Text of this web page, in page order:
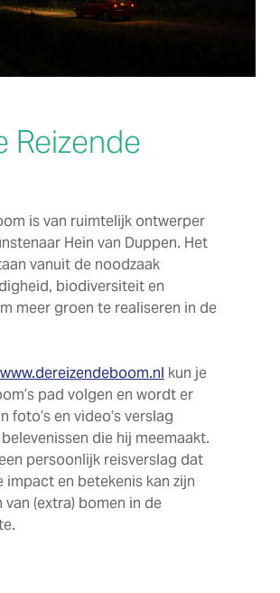
Reizende
is van ruimtelijk ontwerper
Hein van Duppen. Het
vanuit de noodzaak
biodiversiteit en
meer groen te realiseren in de
www.dereizendeboom.nl kun je
pad volgen en wordt er
foto’s en video’s verslag
die hij meemaakt.
persoonlijk reisverslag dat
impact en betekenis kan zijn
(extra) bomen in de